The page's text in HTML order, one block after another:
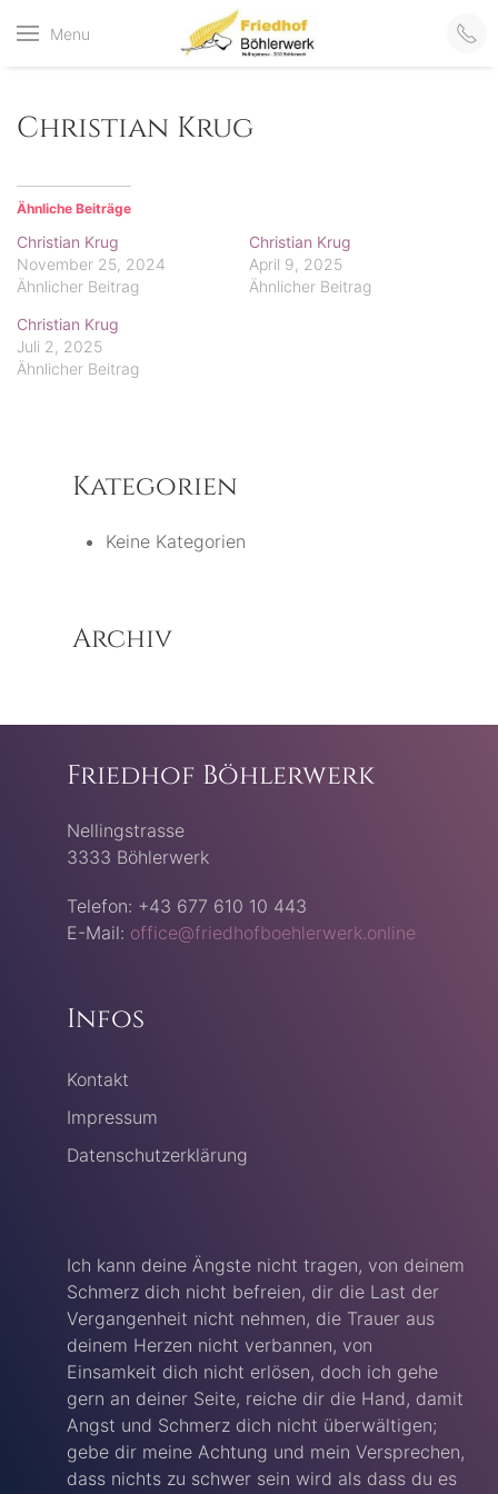
Menu
Friedhof
der virtuelle Friedhof
Christian Krug
Ähnliche Beiträge
Christian Krug
November 25, 2024
Ähnlicher Beitrag
Christian Krug
April 9, 2025
Ähnlicher Beitrag
Christian Krug
Juli 2, 2025
Ähnlicher Beitrag
Kategorien
Keine Kategorien
Archiv
Friedhof Böhlerwerk
Nellingstrasse
3333 Böhlerwerk
Telefon: +43 677 610 10 443
E-Mail: office@friedhofboehlerwerk.online
Infos
Kontakt
Impressum
Datenschutzerklärung
Ich kann deine Ängste nicht tragen, von deinem
Schmerz dich nicht befreien, dir die Last der
Vergangenheit nicht nehmen, die Trauer aus
deinem Herzen nicht verbannen, von
Einsamkeit dich nicht erlösen, doch ich gehe
gern an deiner Seite, reiche dir die Hand, damit
Angst und Schmerz dich nicht überwältigen;
gebe dir meine Achtung und mein Versprechen,
dass nichts zu schwer sein wird als dass du es